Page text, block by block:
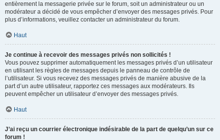
entièrement la messagerie privée sur le forum, soit un administrateur ou un
modérateur a décidé de vous empêcher d’envoyer des messages privés. Pour
plus d’informations, veuillez contacter un administrateur du forum.
Haut
Je continue à recevoir des messages privés non sollicités !
Vous pouvez supprimer automatiquement les messages privés d’un utilisateur
en utilisant les règles de messages depuis le panneau de contrôle de
l’utilisateur. Si vous recevez des messages privés de manière abusive de la
part d’un autre utilisateur, rapportez ces messages aux modérateurs. Ils
peuvent empêcher un utilisateur d’envoyer des messages privés.
Haut
J’ai reçu un courrier électronique indésirable de la part de quelqu’un sur ce
forum !